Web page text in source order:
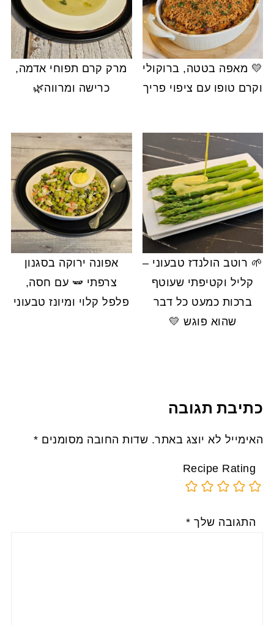
💛 מאפה בטטה, ברוקולי
וקרם טופו עם ציפוי פריך
מרק קרם תפוחי אדמה,
כרישה ומרווה🌿
🌱 רוטב הולנדז טבעוני –
קליל וקטיפתי שעוטף
ברכות כמעט כל דבר
שהוא פוגש 💛
אפונה ירוקה בסגנון
צרפתי 🫛 עם חסה,
פלפל קלוי ומיונז טבעוני
כתיבת תגובה
האימייל לא יוצג באתר. שדות החובה מסומנים *
Recipe Rating
התגובה שלך *